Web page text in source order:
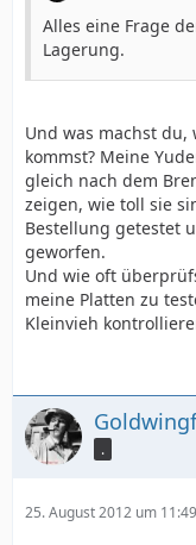
Alles eine Frage
Lagerung.
Und was machst
kommst? Meine
gleich nach dem
zeigen, wie toll sie
Bestellung getestet
geworfen.
Und wie oft
meine Platten zu
Kleinvieh
.
25. August 2012 um 11:49